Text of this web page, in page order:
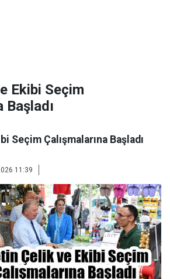
Ekibi Seçim
Başladı
Seçim Çalışmalarına Başladı
11:39